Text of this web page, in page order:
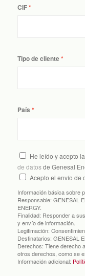
CIF
Tipo de cliente
País
He leído y acepto
de datosde Genesal
Acepto el envío de
Información básica sobre
Responsable: GENESAL
ENERGY.
Finalidad: Responder a
y envío de información.
Legitimación:
Destinatarios: GENESAL
Derechos: Tiene derecho
otros derechos, como se
Información adicional: